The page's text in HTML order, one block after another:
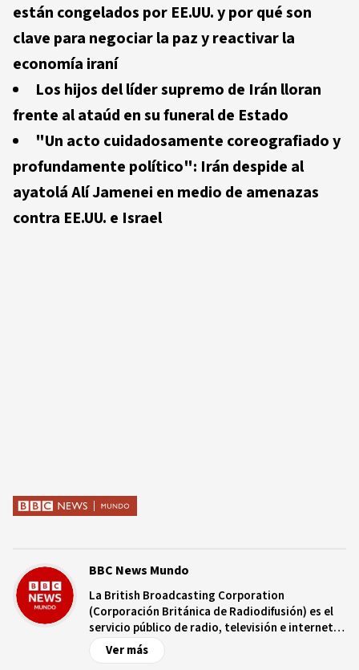
están congelados por EE.UU. y por qué son
clave para negociar la paz y reactivar la
economía iraní
Los hijos del líder supremo de Irán lloran
frente al ataúd en su funeral de Estado
"Un acto cuidadosamente coreografiado y
profundamente político": Irán despide al
ayatolá Alí Jamenei en medio de amenazas
contra EE.UU. e Israel
BBC News Mundo
La British Broadcasting Corporation
(Corporación Británica de Radiodifusión) es el
servicio público de radio, televisión e internet
de Reino Unido, con más de nueve décadas de
trayectoria. Es independiente de controles
Ver más